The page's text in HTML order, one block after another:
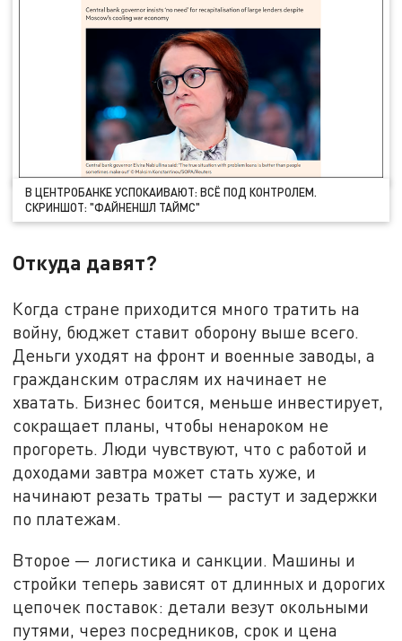
В ЦЕНТРОБАНКЕ УСПОКАИВАЮТ: ВСЁ ПОД КОНТРОЛЕМ.
СКРИНШОТ: "ФАЙНЕНШЛ ТАЙМС"
Откуда давят?
Когда стране приходится много тратить на
войну, бюджет ставит оборону выше всего.
Деньги уходят на фронт и военные заводы, а
гражданским отраслям их начинает не
хватать. Бизнес боится, меньше инвестирует,
сокращает планы, чтобы ненароком не
прогореть. Люди чувствуют, что с работой и
доходами завтра может стать хуже, и
начинают резать траты — растут и задержки
по платежам.
Второе — логистика и санкции. Машины и
стройки теперь зависят от длинных и дорогих
цепочек поставок: детали везут окольными
путями, через посредников, срок и цена